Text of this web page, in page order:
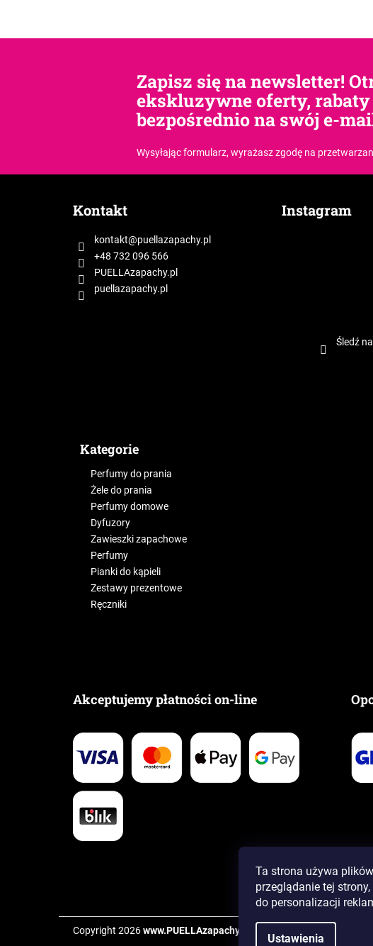
Ta strona używa
przeglądanie tej
do personalizacji
Ustawienia
Zapisz się na newsletter!
ekskluzywne oferty,
bezpośrednio na swój e-
Wysyłając formularz, wyrażasz zgodę na
Kontakt
kontakt@puellazapachy.pl
+48 732 096 566
PUELLAzapachy.pl
puellazapachy.pl
Instagram
Śledź
Kategorie
Perfumy do prania
Żele do prania
Perfumy domowe
Dyfuzory
Zawieszki zapachowe
Perfumy
Pianki do kąpieli
Zestawy prezentowe
Ręczniki
Akceptujemy płatności on-line
Copyright 2026www.PUELLAzapachy.pl . Wszystkie prawa